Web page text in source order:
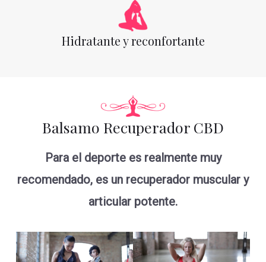
Hidratante y reconfortante
Balsamo Recuperador CBD
Para el deporte es realmente muy
recomendado, es un recuperador muscular y
articular potente.